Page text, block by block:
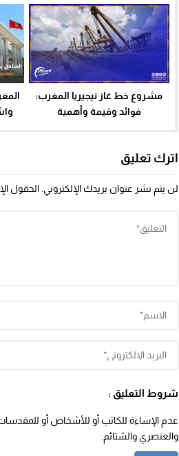
مشروع خط غاز نيجيريا المغرب:
فوائد وقيمة وأهمية
اترك تعليق
لن يتم نشر عنوان بريدك الإلكتروني. الحقول
شروط التعليق :
عدم الإساءة للكاتب أو للأشخاص أو للمقدسات
والعنصري والشتائم.